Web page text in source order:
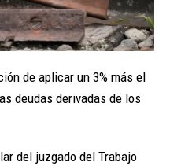
de aplicar un 3% más el
deudas derivadas de los
del juzgado del Trabajo